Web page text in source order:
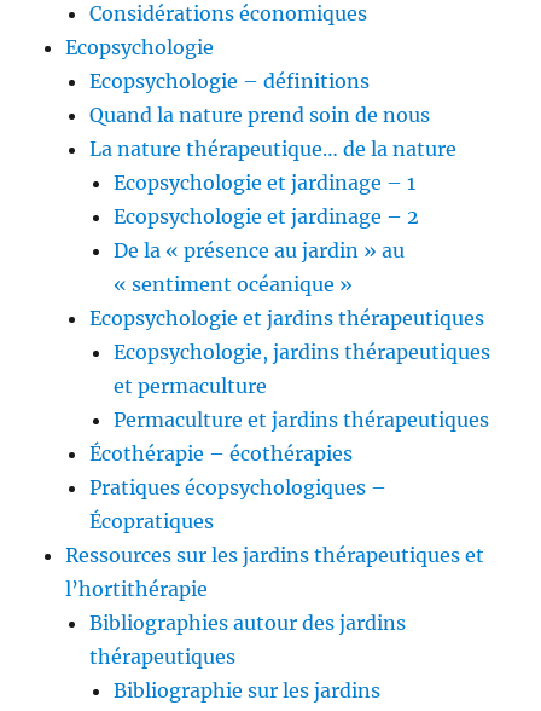
Considérations économiques
Ecopsychologie
Ecopsychologie – définitions
Quand la nature prend soin de nous
La nature thérapeutique… de la nature
Ecopsychologie et jardinage – 1
Ecopsychologie et jardinage – 2
De la « présence au jardin » au
« sentiment océanique »
Ecopsychologie et jardins thérapeutiques
Ecopsychologie, jardins thérapeutiques
et permaculture
Permaculture et jardins thérapeutiques
Écothérapie – écothérapies
Pratiques écopsychologiques –
Écopratiques
Ressources sur les jardins thérapeutiques et
l’hortithérapie
Bibliographies autour des jardins
thérapeutiques
Bibliographie sur les jardins